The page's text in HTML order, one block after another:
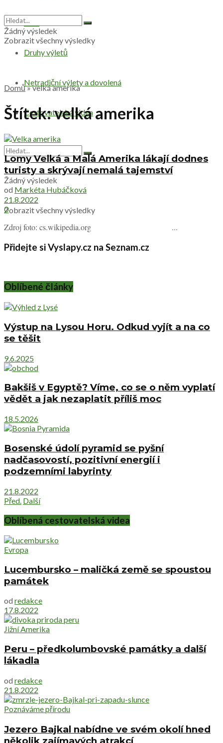
Svět
Druhy výletů
Netradiční výlety a dovolená
Cestovatelská videa
Žádný výsledek
Zobrazit všechny výsledky
Žádný výsledek
Zobrazit všechny výsledky
Domů»velká amerika
Štítek:velká amerika
Lomy Velká a Malá Amerika lákají dodnes
turisty a skrývají nemalá tajemství
od Markéta Hubáčková
21.8.2022
0
Zdroj foto: cs.wikipedia.org ...
Přidejte si Vyslapy.cz na Seznam.cz
Oblíbené články
Výstup na Lysou Horu. Odkud vyjít a na co
se těšit
9.6.2025
Bakšiš v Egyptě? Víme, co se o něm vyplatí
vědět a jak nezaplatit příliš moc
18.5.2026
Bosenské údolí pyramid se pyšní
nadčasovostí, pozitivní energií i
podzemními labyrinty
21.8.2022
Před. Další
Oblíbená cestovatelská videa
Evropa
Lucembursko – maličká země se spoustou
památek
od redakce
17.8.2022
Jižní Amerika
Peru – předkolumbovské památky a další
lákadla
od redakce
21.8.2022
Poznáváme přírodu
Jezero Bajkal nabídne ve svém okolí hned
několik zajímavých atrakcí